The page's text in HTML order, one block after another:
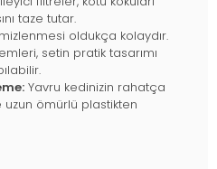
taze tutar.
oldukça kolaydır.
setin pratik tasarımı
Yavru kedinizin rahatça
uzun ömürlü plastikten